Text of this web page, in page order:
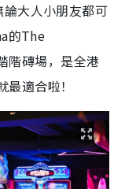
大人小朋友都可
的The
磚場，是全港
適合啦！